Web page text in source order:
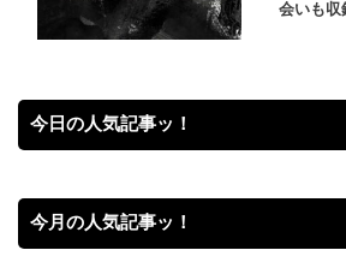
会いも収
今日の人気記事ッ！
今月の人気記事ッ！